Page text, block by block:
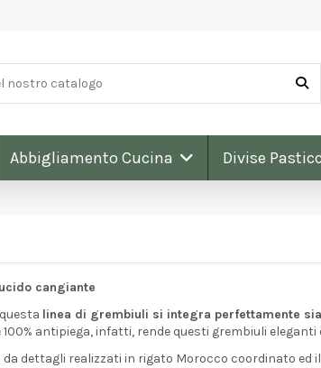
Abbigliamento Cucina Divise
cangiante
linea di grembiuli si integra perfettamente
antipiega, infatti, rende questi grembiuli eleganti
dettagli realizzati in rigato Morocco coordinato ed